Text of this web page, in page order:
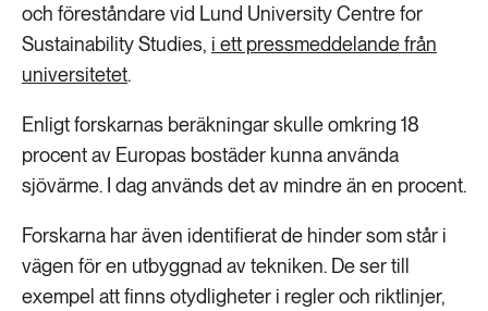
och föreståndare vid Lund University Centre for
Sustainability Studies, i ett pressmeddelande från
universitetet.
Enligt forskarnas beräkningar skulle omkring 18
procent av Europas bostäder kunna använda
sjövärme. I dag används det av mindre än en procent.
Forskarna har även identifierat de hinder som står i
vägen för en utbyggnad av tekniken. De ser till
exempel att finns otydligheter i regler och riktlinjer,